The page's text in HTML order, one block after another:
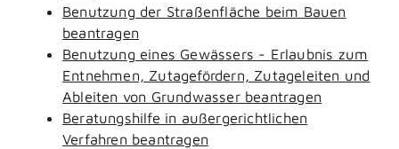
Benutzung der Straßenfläche beim Bauen
beantragen
Benutzung eines Gewässers - Erlaubnis zum
Entnehmen, Zutagefördern, Zutageleiten und
Ableiten von Grundwasser beantragen
Beratungshilfe in außergerichtlichen
Verfahren beantragen